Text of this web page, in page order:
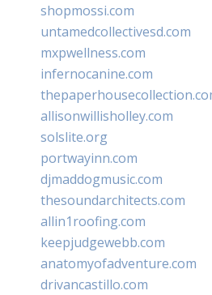
shopmossi.com
untamedcollectivesd.com
mxpwellness.com
infernocanine.com
allisonwillisholley.com
solslite.org
portwayinn.com
djmaddogmusic.com
thesoundarchitects.com
allin1roofing.com
keepjudgewebb.com
anatomyofadventure.com
drivancastillo.com